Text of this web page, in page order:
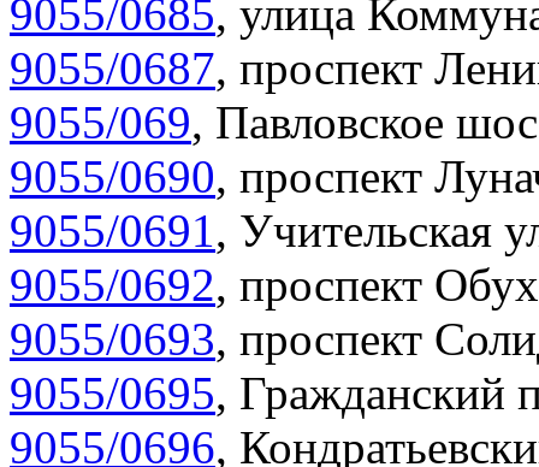
9055/0685, улица
9055/0687, проспект
9055/069, Павловское
9055/0690, проспект
9055/0691, Учительская
9055/0692, проспект
9055/0693, проспект
9055/0695, Гражданский
9055/0696,